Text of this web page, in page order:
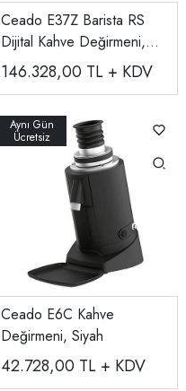
Ceado E37Z Barista RS
Dijital Kahve Değirmeni,
Siyah
146.328,00 TL + KDV
Ceado E6C Kahve
Değirmeni, Siyah
42.728,00 TL + KDV